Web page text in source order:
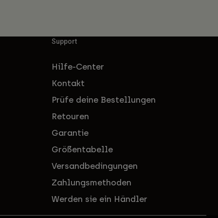
Support
Hilfe-Center
Kontakt
Prüfe deine Bestellungen
Retouren
Garantie
Größentabelle
Versandbedingungen
Zahlungsmethoden
Werden sie ein Händler